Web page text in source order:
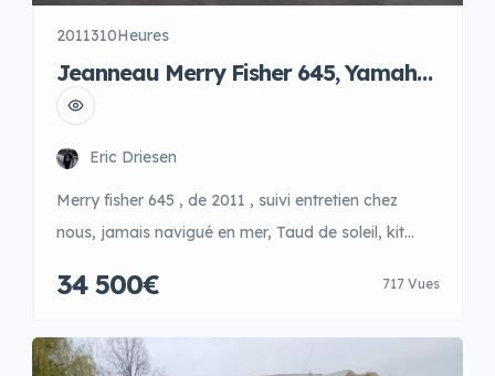
2011310Heures
Jeanneau Merry Fisher 645, Yamaha
F115, Riba trailer
Eric Driesen
Merry fisher 645 , de 2011 , suivi entretien chez
nous, jamais navigué en mer, Taud de soleil, kit
Raymarine , Table de cockpit, bain de soleil arrière,
complément couchage double, rideaux intérieur,
34 500€ 717 Vues